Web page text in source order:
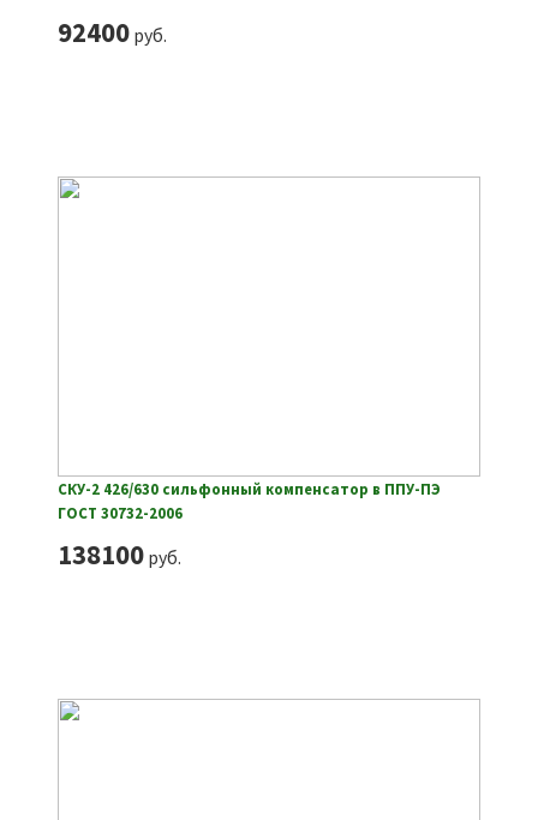
92400руб.
СКУ-2 426/630 сильфонный компенсатор в ППУ-ПЭ
ГОСТ 30732-2006
138100руб.